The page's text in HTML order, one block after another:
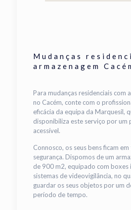
Mudanças
armazenagem
Para mudanças residenciais com
no Cacém, conte com o
eficácia da equipa da Marquesil,
disponibiliza este serviço por um
acessível.
Connosco, os seus bens ficam
segurança. Dispomos de um
de 900 m2, equipado com boxes
sistemas de videovigilância, no
guardar os seus objetos por um
período de tempo.